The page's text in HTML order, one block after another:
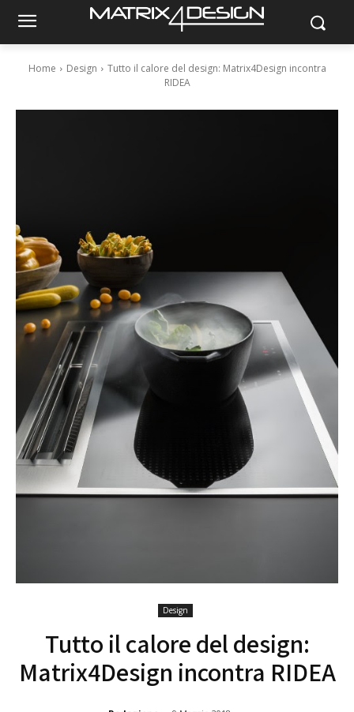
Home Design
Tutto il calore del design: Matrix4Design incontra
RIDEA
Design
Tutto il calore del design:
Matrix4Design incontra RIDEA